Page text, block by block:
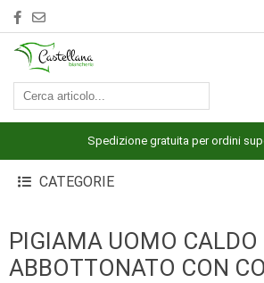
ACCESSORI
ARREDAMENTO
BIANCHERIA
CUCINA
INTIMO
Spedizione gratuita per ordini
CATEGORIE
PIGIAMA UOMO CALDO
ABBOTTONATO CON